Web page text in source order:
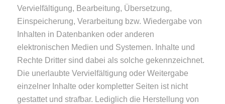
Vervielfältigung, Bearbeitung, Übersetzung,
Einspeicherung, Verarbeitung bzw. Wiedergabe von
Inhalten in Datenbanken oder anderen
elektronischen Medien und Systemen. Inhalte und
Rechte Dritter sind dabei als solche gekennzeichnet.
Die unerlaubte Vervielfältigung oder Weitergabe
einzelner Inhalte oder kompletter Seiten ist nicht
gestattet und strafbar. Lediglich die Herstellung von